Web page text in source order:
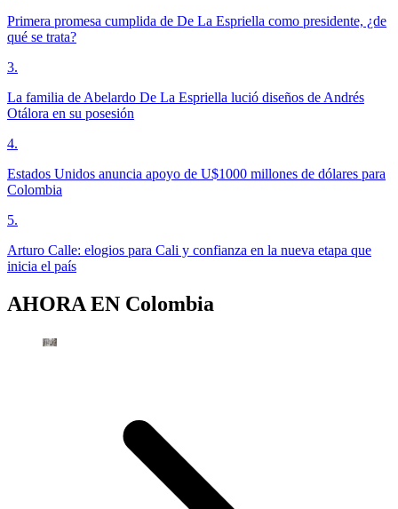
Primera promesa cumplida de De La Espriella como presidente, ¿de
qué se trata?
3.
La familia de Abelardo De La Espriella lució diseños de Andrés
Otálora en su posesión
4.
Estados Unidos anuncia apoyo de U$1000 millones de dólares para
Colombia
5.
Arturo Calle: elogios para Cali y confianza en la nueva etapa que
inicia el país
AHORA EN Colombia